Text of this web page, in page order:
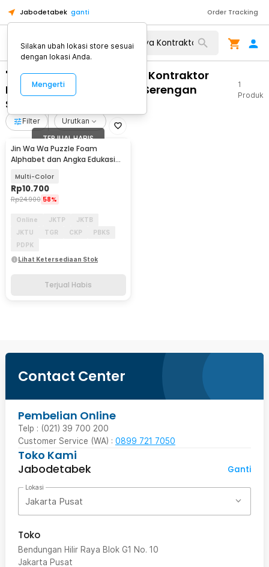
Jabodetabek ganti Order Tracking
"WA 0812 2782 5310 Biaya Kontraktor
Pagar Kayu Yang Bagus Serengan
Surakarta"
1
Produk
Filter Urutkan
TERJUAL HABIS
Jin Wa Wa Puzzle Foam
Alphabet dan Angka Edukasi
Multi-Color
Rp10.700
Rp24.900 58%
Online JKTP
JKTB
JKTU
TGR CKP
PBKS
PDPK
Lihat Ketersediaan Stok
Terjual Habis
Contact Center
Pembelian Online
Telp : (021) 39 700 200
Customer Service (WA) : 0899 721 7050
Toko Kami
Jabodetabek
Ganti
Lokasi
Jakarta Pusat
Toko
Bendungan Hilir Raya Blok G1 No. 10
Jakarta Pusat
Silakan ubah lokasi store sesuai
dengan lokasi Anda.
Mengerti